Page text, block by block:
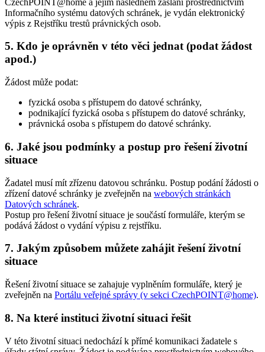
Informačního systému datových schránek, je vydán elektronický
výpis z Rejstříku trestů právnických osob.
5. Kdo je oprávněn v této věci jednat (podat žádost
apod.)
Žádost může podat:
fyzická osoba s přístupem do datové schránky,
podnikající fyzická osoba s přístupem do datové schránky,
právnická osoba s přístupem do datové schránky.
6. Jaké jsou podmínky a postup pro řešení životní
situace
Žadatel musí mít zřízenu datovou schránku. Postup podání žádosti o
zřízení datové schránky je zveřejněn na webových stránkách
Datových schránek.
Postup pro řešení životní situace je součástí formuláře, kterým se
podává žádost o vydání výpisu z rejstříku.
7. Jakým způsobem můžete zahájit řešení životní
situace
Řešení životní situace se zahajuje vyplněním formuláře, který je
zveřejněn na Portálu veřejné správy (v sekci CzechPOINT@home).
8. Na které instituci životní situaci řešit
V této životní situaci nedochází k přímé komunikaci žadatele s